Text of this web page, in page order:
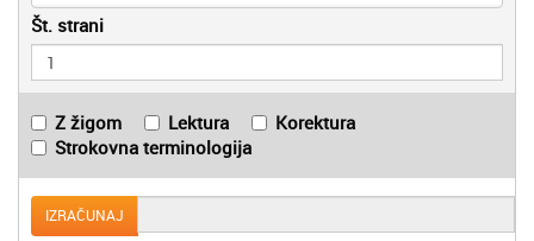
Št. strani
Z žigom Lektura
Korektura
Strokovna terminologija
IZRAČUNAJ